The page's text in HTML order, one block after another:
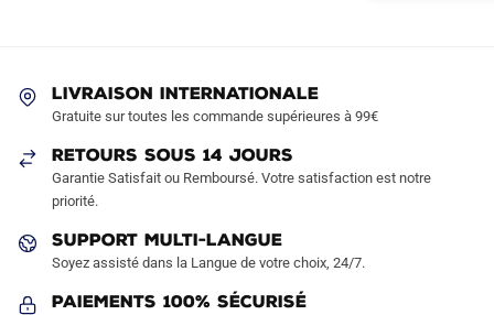
choisies
la
page
produit
page
LIVRAISON INTERNATIONALE
Gratuite sur toutes les commande supérieures à 99€
RETOURS SOUS 14 JOURS
Garantie Satisfait ou Remboursé. Votre satisfaction est notre
priorité.
SUPPORT MULTI-LANGUE
Soyez assisté dans la Langue de votre choix, 24/7.
Paiements 100% Sécurisé